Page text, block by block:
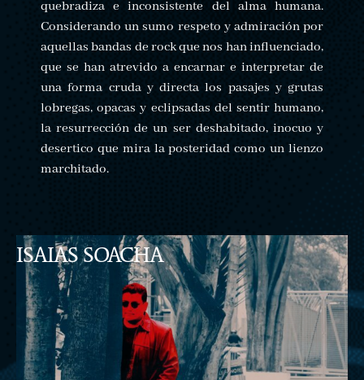
quebradiza e inconsistente del alma humana.
Considerando un sumo respeto y admiración por
aquellas bandas de rock que nos han influenciado,
que se han atrevido a encarnar e interpretar de
una forma cruda y directa los pasajes y grutas
lobregas, opacas y eclipsadas del sentir humano,
la resurrección de un ser deshabitado, inocuo y
desertico que mira la posteridad como un lienzo
marchitado.
ISAIAS SOACHA